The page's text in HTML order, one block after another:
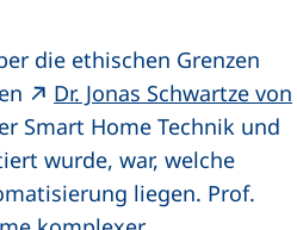
die ethischen Grenzen
Dr. Jonas Schwartze von
Smart Home Technik und
wurde, war, welche
liegen. Prof.